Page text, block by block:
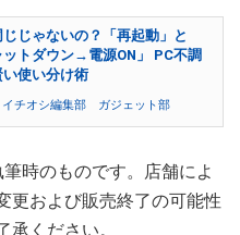
じじゃないの？「再起動」と
ットダウン→電源ON」 PC不調
い使い分け術
イチオシ編集部 ガジェット部
時のものです。店舗によ
更および販売終了の可能性
承ください。